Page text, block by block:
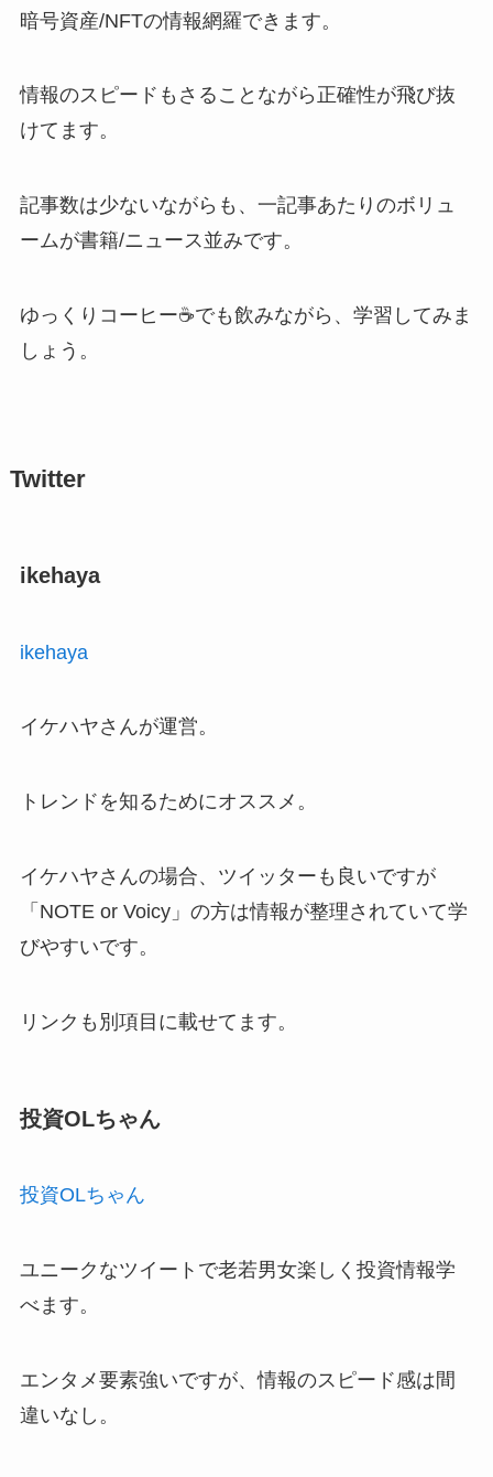
暗号資産/NFTの情報網羅できます。
情報のスピードもさることながら正確性が飛び抜
けてます。
記事数は少ないながらも、一記事あたりのボリュ
ームが書籍/ニュース並みです。
ゆっくりコーヒー☕️でも飲みながら、学習してみま
しょう。
Twitter
ikehaya
ikehaya
イケハヤさんが運営。
トレンドを知るためにオススメ。
イケハヤさんの場合、ツイッターも良いですが
「NOTE or Voicy」の方は情報が整理されていて学
びやすいです。
リンクも別項目に載せてます。
投資OLちゃん
投資OLちゃん
ユニークなツイートで老若男女楽しく投資情報学
べます。
エンタメ要素強いですが、情報のスピード感は間
違いなし。